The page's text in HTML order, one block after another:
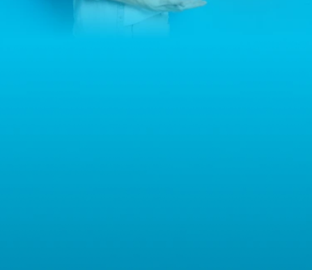
jest firma Home&Decor Sp. z o.o., Instalatorów 17/108, 02-237
Warszawa, Polska, NIP: PL5223059837 („Administrator”). W